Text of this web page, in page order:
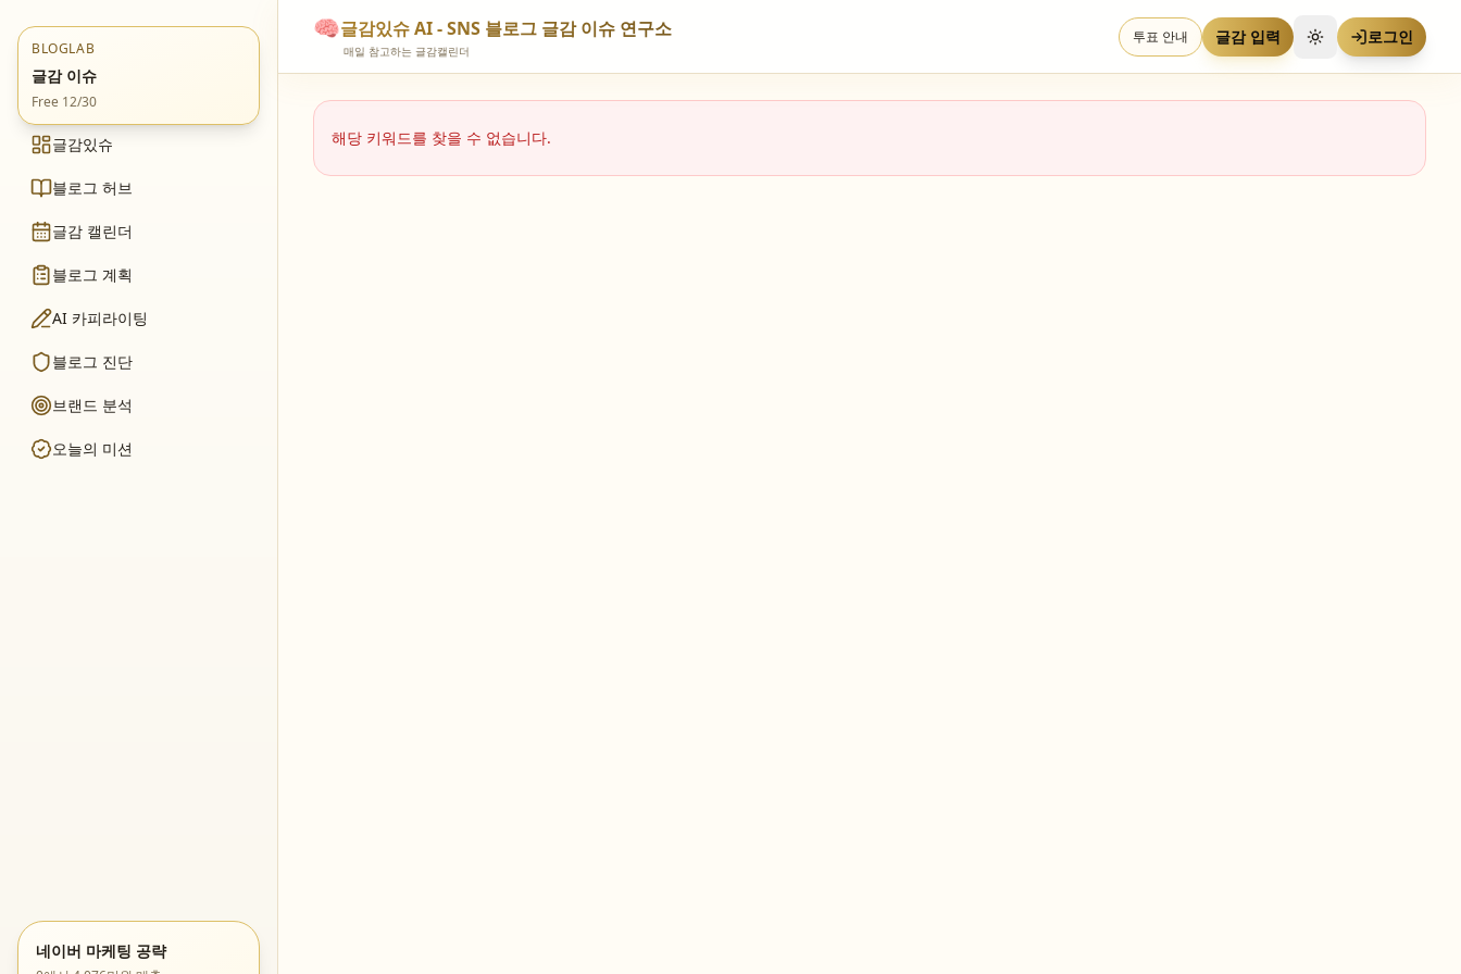
BLOGLAB
글감 이슈
Free 12/30
글감있슈
블로그 허브
글감 캘린더
블로그 계획
AI 카피라이팅
블로그 진단
브랜드 분석
오늘의 미션
네이버 마케팅 공략
🧠글감있슈 AI - SNS 블로그 글감 이슈 연구소
매일 참고하는 글감캘린더
투표 안내 글감 입력 테마 전환로그인
해당 키워드를 찾을 수 없습니다.